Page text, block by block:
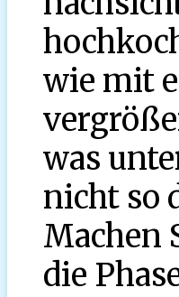
wie mit
was
nicht so
Machen
die